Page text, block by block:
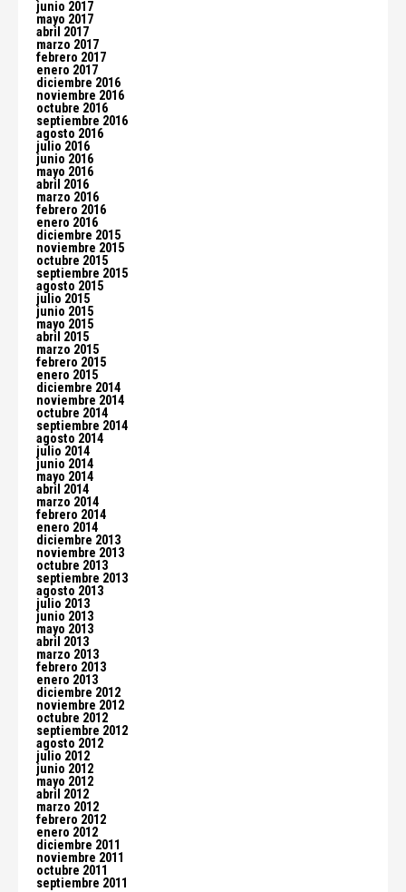
junio 2017
mayo 2017
abril 2017
marzo 2017
febrero 2017
enero 2017
diciembre 2016
noviembre 2016
octubre 2016
septiembre 2016
agosto 2016
julio 2016
junio 2016
mayo 2016
abril 2016
marzo 2016
febrero 2016
enero 2016
diciembre 2015
noviembre 2015
octubre 2015
septiembre 2015
agosto 2015
julio 2015
junio 2015
mayo 2015
abril 2015
marzo 2015
febrero 2015
enero 2015
diciembre 2014
noviembre 2014
octubre 2014
septiembre 2014
agosto 2014
julio 2014
junio 2014
mayo 2014
abril 2014
marzo 2014
febrero 2014
enero 2014
diciembre 2013
noviembre 2013
octubre 2013
septiembre 2013
agosto 2013
julio 2013
junio 2013
mayo 2013
abril 2013
marzo 2013
febrero 2013
enero 2013
diciembre 2012
noviembre 2012
octubre 2012
septiembre 2012
agosto 2012
julio 2012
junio 2012
mayo 2012
abril 2012
marzo 2012
febrero 2012
enero 2012
diciembre 2011
noviembre 2011
octubre 2011
septiembre 2011